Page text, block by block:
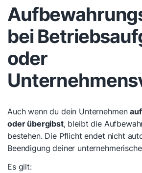
bei
oder
Auch wenn du dein Unternehmen
oder übergibst, bleibt die
bestehen. Die Pflicht endet nicht
Beendigung deiner
Es gilt: